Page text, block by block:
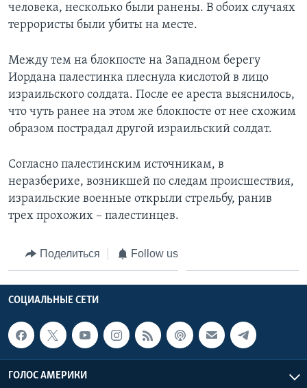
человека, несколько были ранены. В обоих случаях
террористы были убиты на месте.
Между тем на блокпосте на Западном берегу
Иордана палестинка плеснула кислотой в лицо
израильского солдата. После ее ареста выяснилось,
что чуть ранее на этом же блокпосте от нее схожим
образом пострадал другой израильский солдат.
Согласно палестинским источникам, в
неразберихе, возникшей по следам происшествия,
израильские военные открыли стрельбу, ранив
трех прохожих – палестинцев.
Поделиться Follow us
СОЦИАЛЬНЫЕ СЕТИ
ГОЛОС АМЕРИКИ